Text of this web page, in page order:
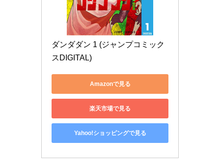
ダンダダン 1 (ジャンプコミック
スDIGITAL)
Amazonで見る
楽天市場で見る
Yahoo!ショッピングで見る